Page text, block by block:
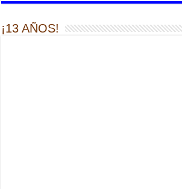
¡13 AÑOS!